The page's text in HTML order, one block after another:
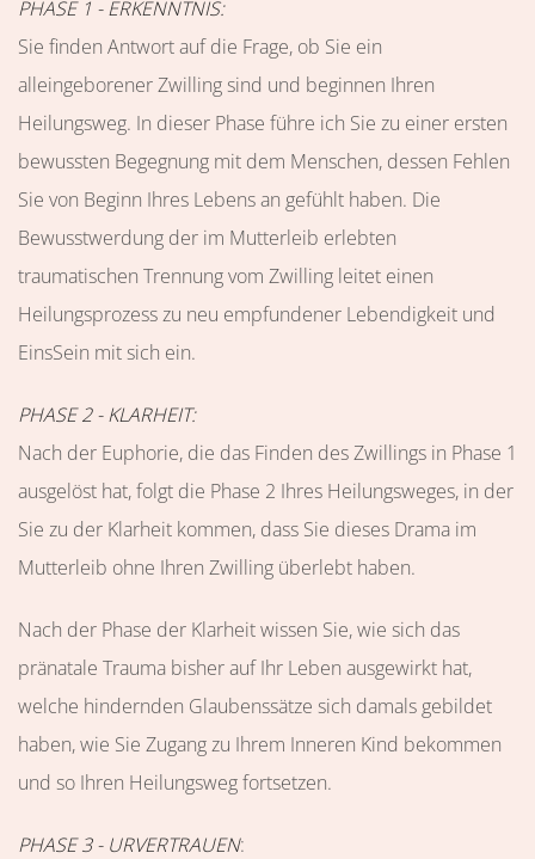
PHASE 1 - ERKENNTNIS:
Sie finden Antwort auf die Frage, ob Sie ein
alleingeborener Zwilling sind und beginnen Ihren
Heilungsweg. In dieser Phase führe ich Sie zu einer ersten
bewussten Begegnung mit dem Menschen, dessen Fehlen
Sie von Beginn Ihres Lebens an gefühlt haben. Die
Bewusstwerdung der im Mutterleib erlebten
traumatischen Trennung vom Zwilling leitet einen
Heilungsprozess zu neu empfundener Lebendigkeit und
EinsSein mit sich ein.
PHASE 2 - KLARHEIT:
Nach der Euphorie, die das Finden des Zwillings in Phase 1
ausgelöst hat, folgt die Phase 2 Ihres Heilungsweges, in der
Sie zu der Klarheit kommen, dass Sie dieses Drama im
Mutterleib ohne Ihren Zwilling überlebt haben.
Nach der Phase der Klarheit wissen Sie, wie sich das
pränatale Trauma bisher auf Ihr Leben ausgewirkt hat,
welche hindernden Glaubenssätze sich damals gebildet
haben, wie Sie Zugang zu Ihrem Inneren Kind bekommen
und so Ihren Heilungsweg fortsetzen.
PHASE 3 - URVERTRAUEN: